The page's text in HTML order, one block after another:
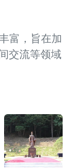
富，旨在加
交流等领域